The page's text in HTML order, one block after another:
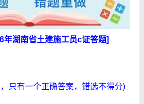
年湖南省土建施工员c证答题]
只有一个正确答案，错选不得分)